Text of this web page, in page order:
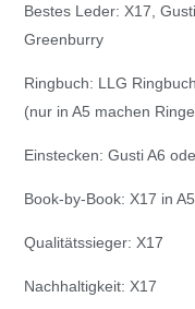
Bestes Leder: X17,
Greenburry
Ringbuch: LLG
(nur in A5 machen
Einstecken: Gusti A6
Book-by-Book: X17 in
Qualitätssieger: X17
Nachhaltigkeit: X17